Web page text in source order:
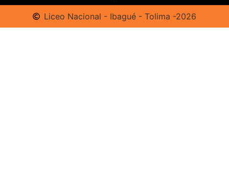
Liceo Nacional - Ibagué - Tolima -2026